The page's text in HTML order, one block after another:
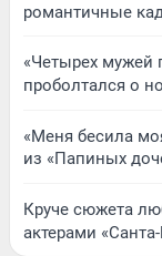
романтичные
«Четырех мужей
проболтался о
«Меня бесила
из «Папиных
Круче сюжета
актерами